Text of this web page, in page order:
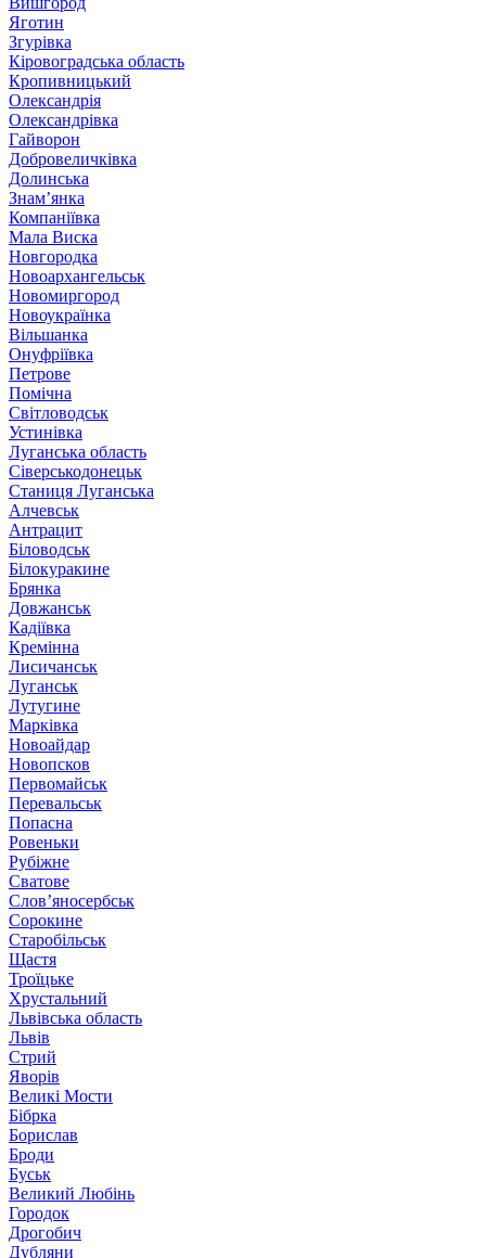
Яготин
Згурівка
Кіровоградська область
Кропивницький
Олександрія
Олександрівка
Гайворон
Добровеличківка
Долинська
Знам’янка
Компаніївка
Мала Виска
Новгородка
Новоархангельськ
Новомиргород
Новоукраїнка
Вільшанка
Онуфріївка
Петрове
Помічна
Світловодськ
Устинівка
Луганська область
Сіверськодонецьк
Станиця Луганська
Алчевськ
Антрацит
Біловодськ
Білокуракине
Брянка
Довжанськ
Кадіївка
Кремінна
Лисичанськ
Луганськ
Лутугине
Марківка
Новоайдар
Новопсков
Первомайськ
Перевальськ
Попасна
Ровеньки
Рубіжне
Сватове
Слов’яносербськ
Сорокине
Старобільськ
Щастя
Троїцьке
Хрустальний
Львівська область
Львів
Стрий
Яворів
Великі Мости
Бібрка
Борислав
Броди
Буськ
Великий Любінь
Городок
Дрогобич
Дубляни